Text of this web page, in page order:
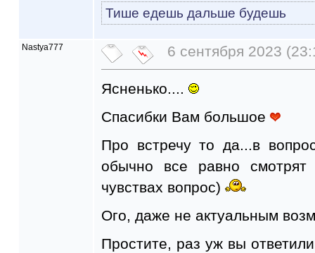
Тише едешь дальше будешь
Nastya777 6 сентября 2023
Ясненько....
Спасибки Вам большое
Про встречу то да...в
обычно все равно
чувствах вопрос)
Ого, даже не актуальным
Простите, раз уж вы